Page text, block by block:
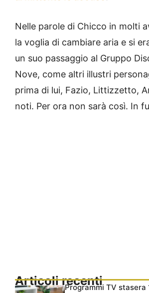
Nelle parole di Chicco in molti
la voglia di cambiare aria e si
un suo passaggio al Gruppo
Nove, come altri illustri
prima di lui, Fazio, Littizzetto,
noti. Per ora non sarà così. In
Articoli recentiProgrammi TV stasera